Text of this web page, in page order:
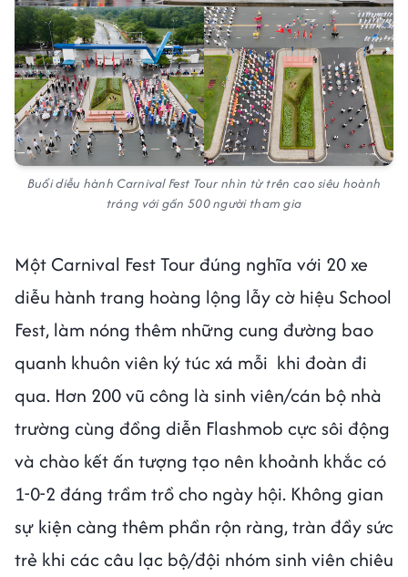
Buổi diễu hành Carnival Fest Tour nhìn từ trên cao siêu hoành
tráng với gần 500 người tham gia
Một Carnival Fest Tour đúng nghĩa với 20 xe
diễu hành trang hoàng lộng lẫy cờ hiệu School
Fest, làm nóng thêm những cung đường bao
quanh khuôn viên ký túc xá mỗi khi đoàn đi
qua. Hơn 200 vũ công là sinh viên/cán bộ nhà
trường cùng đồng diễn Flashmob cực sôi động
và chào kết ấn tượng tạo nên khoảnh khắc có
1-0-2 đáng trầm trồ cho ngày hội. Không gian
sự kiện càng thêm phần rộn ràng, tràn đầy sức
trẻ khi các câu lạc bộ/đội nhóm sinh viên chiêu